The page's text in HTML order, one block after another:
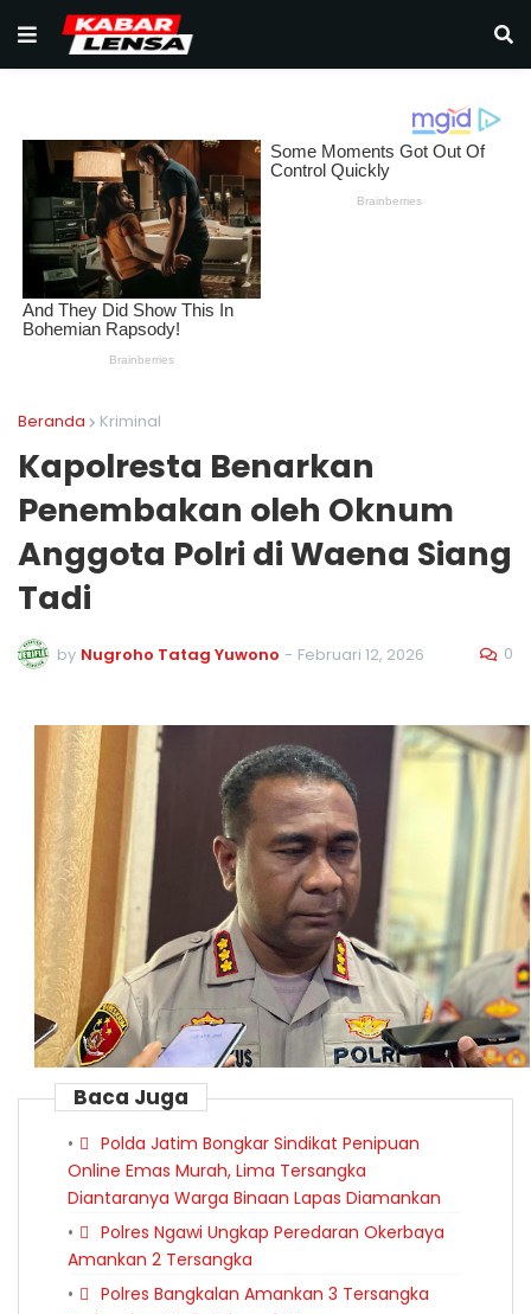
Beranda Kriminal
‎Kapolresta Benarkan
Penembakan oleh Oknum
Anggota Polri di Waena Siang
Tadi
by Nugroho Tatag Yuwono - Februari 12, 2026 0
Baca Juga
Polda Jatim Bongkar Sindikat Penipuan
Online Emas Murah, Lima Tersangka
Diantaranya Warga Binaan Lapas Diamankan
Polres Ngawi Ungkap Peredaran Okerbaya
Amankan 2 Tersangka
Polres Bangkalan Amankan 3 Tersangka